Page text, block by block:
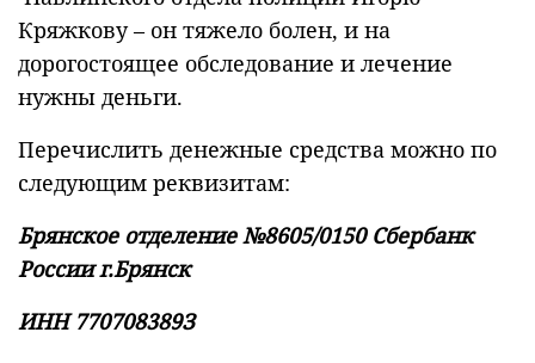
Кряжкову – он тяжело болен, и на
дорогостоящее обследование и лечение
нужны деньги.
Перечислить денежные средства можно по
следующим реквизитам:
Брянское отделение №8605/0150 Сбербанк
России г.Брянск
ИНН 770708389З